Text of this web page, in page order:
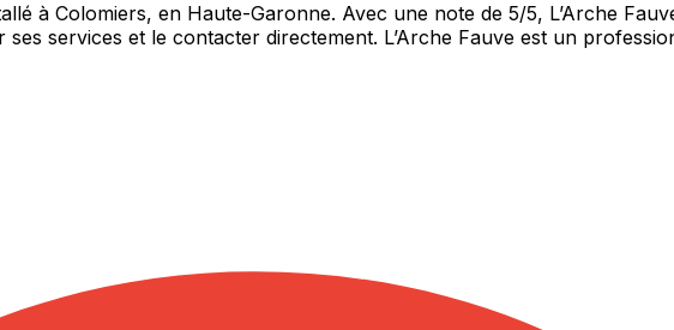
à Colomiers, en Haute-Garonne. Avec une note de 5/5, L’Arche
services et le contacter directement. L’Arche Fauve est un